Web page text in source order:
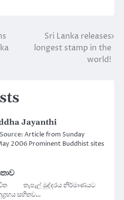
Sri Lanka releases
longest stamp in the
world!
Jayanthi
Article from Sunday
2006 Prominent Buddhist sites
තැපැල් මුද්දරය නිර්මාණයට
සහිතව…